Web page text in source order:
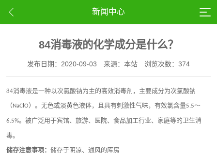
新闻中心
84消毒液的化学成分是什么？
发布日期：2020-09-03 来源：本站 浏览次数：374
84消毒液是一种以次氯酸钠为主的高效消毒剂，主要成分为次氯酸钠
（NaClO）。无色或淡黄色液体，且具有刺激性气味，有效氯含量5.5～
6.5%。被广泛用于宾馆、旅游、医院、食品加工行业、家庭等的卫生消
毒。
储存注意事项：储存于阴凉、通风的库房